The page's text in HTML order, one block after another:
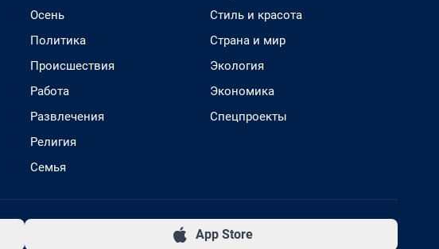
Осень
Политика
Происшествия
Работа
Развлечения
Религия
Семья
Стиль и красота
Страна и мир
Экология
Экономика
Спецпроекты
App Store